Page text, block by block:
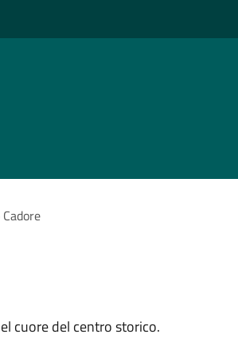
cuore del centro storico.